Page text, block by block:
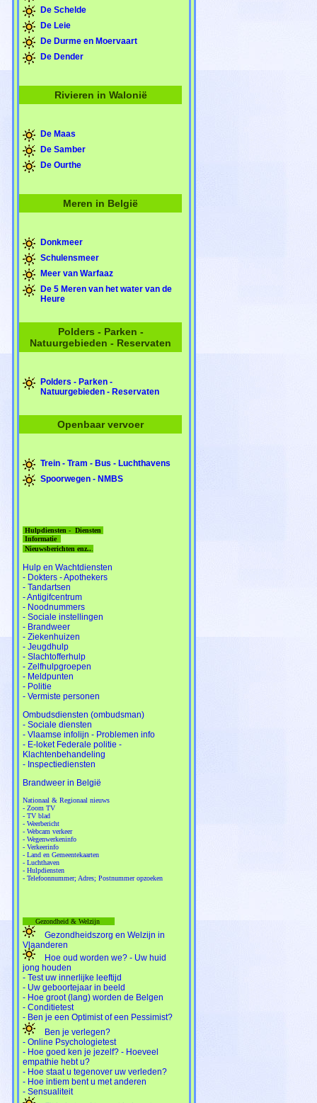
De Schelde
De Leie
De Durme en Moervaart
De Dender
Rivieren in Walonië
De Maas
De Samber
De Ourthe
Meren in België
Donkmeer
Schulensmeer
Meer van Warfaaz
De 5 Meren van het water van de
Heure
Polders - Parken -
Natuurgebieden - Reservaten
Polders - Parken -
Natuurgebieden - Reservaten
Openbaar vervoer
Trein - Tram - Bus - Luchthavens
Spoorwegen - NMBS
Hulpdiensten - Diensten
Informatie
Nieuwsberichten enz..
Hulp en Wachtdiensten
- Dokters - Apothekers
- Tandartsen
- Antigifcentrum
- Noodnummers
- Sociale instellingen
- Brandweer
- Ziekenhuizen
- Jeugdhulp
- Slachtofferhulp
- Zelfhulpgroepen
- Meldpunten
- Politie
- Vermiste personen
Ombudsdiensten (ombudsman)
- Sociale diensten
- Vlaamse infolijn - Problemen info
- E-loket Federale politie -
Klachtenbehandeling
- Inspectiediensten
Brandweer in België
Nationaal & Regionaal nieuws
- Zoom TV
- TV blad
- Weerbericht
- Webcam verkeer
- Wegenwerkeninfo
- Verkeerinfo
- Land en Gemeentekaarten
- Luchthaven
- Hulpdiensten
- Telefoonnummer; Adres; Postnummer opzoeken
Gezondheid & Welzijn
Gezondheidszorg en Welzijn in
Vlaanderen
Hoe oud worden we? - Uw huid
jong houden
- Test uw innerlijke leeftijd
- Uw geboortejaar in beeld
- Hoe groot (lang) worden de Belgen
- Conditietest
- Ben je een Optimist of een Pessimist?
Ben je verlegen?
- Online Psychologietest
- Hoe goed ken je jezelf? - Hoeveel
empathie hebt u?
- Hoe staat u tegenover uw verleden?
- Hoe intiem bent u met anderen
- Sensualiteit